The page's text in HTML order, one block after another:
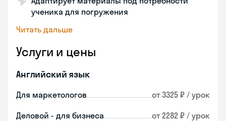
ученика для погружения
Читать дальше
Услуги и цены
Английский язык
Для маркетологов от 3325 ₽ / урок
Деловой - для бизнеса от 2282 ₽ / урок